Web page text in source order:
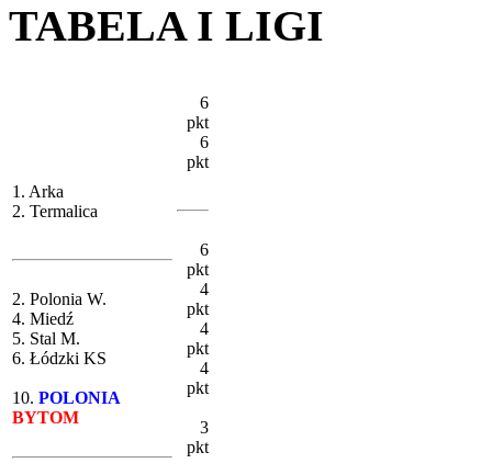
TABELA I LIGI
1. Arka
2. Termalica
2. Polonia W.
4. Miedź
5. Stal M.
6. Łódzki KS
10. POLONIA
BYTOM
6
pkt
6
pkt
6
pkt
4
pkt
4
pkt
4
pkt
3
pkt